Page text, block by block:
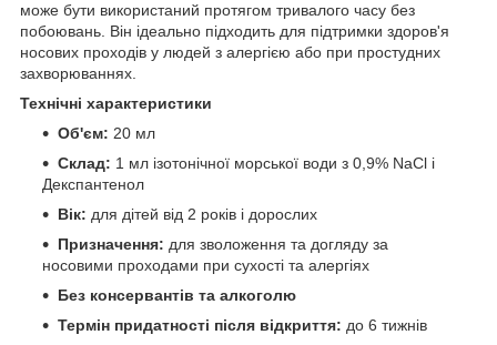
може бути використаний протягом тривалого часу без
побоювань. Він ідеально підходить для підтримки здоров'я
носових проходів у людей з алергією або при простудних
захворюваннях.
Технічні характеристики
Об'єм: 20 мл
Склад: 1 мл ізотонічної морської води з 0,9% NaCl і
Декспантенол
Вік: для дітей від 2 років і дорослих
Призначення: для зволоження та догляду за
носовими проходами при сухості та алергіях
Без консервантів та алкоголю
Термін придатності після відкриття: до 6 тижнів